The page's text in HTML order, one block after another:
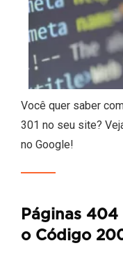
Você quer saber
301 no seu site?
no Google!
Páginas 404
o Código